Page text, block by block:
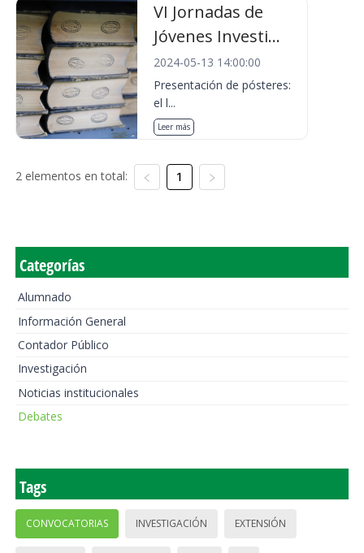
VI Jornadas de
Jóvenes Investi...
2024-05-13 14:00:00
Presentación de pósteres:
el l...
Leer más
2 elementos en total: 1
Categorías
Alumnado
Información General
Contador Público
Investigación
Noticias institucionales
Debates
Tags
CONVOCATORIAS INVESTIGACIÓN EXTENSIÓN